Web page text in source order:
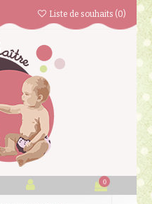
Liste de souhaits (0)
0